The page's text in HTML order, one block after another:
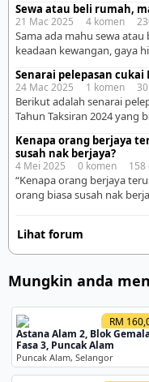
tips penting yang korang
Pastikan geran tanah sah
Sewa atau beli rumah,
21 Mac 2025 4 komen
Sama ada mahu sewa
keadaan kewangan, gaya
anda boleh membuat
Kelebihan: ➜ Kos
deposit besar seperti
Senarai pelepasan cukai
24 Mac 2025 1 komen
​Berikut adalah senarai
Tahun Taksiran 2024 yang
dan saudara tanggungan:
bekas isteri: RM4,000​ ➜
atau isteri kurang upaya:
RM7,000​ […]
Kenapa orang berjaya
susah nak berjaya?
4 Mei 2025 0 komen 158
“Kenapa orang berjaya
orang biasa susah nak
dengan bersungguh-
disiplin, tepati segalanya
Lihat forum
Mungkin anda
RM
Astana Alam 2, Blok
Fasa 3, Puncak Alam
Puncak Alam, Selangor